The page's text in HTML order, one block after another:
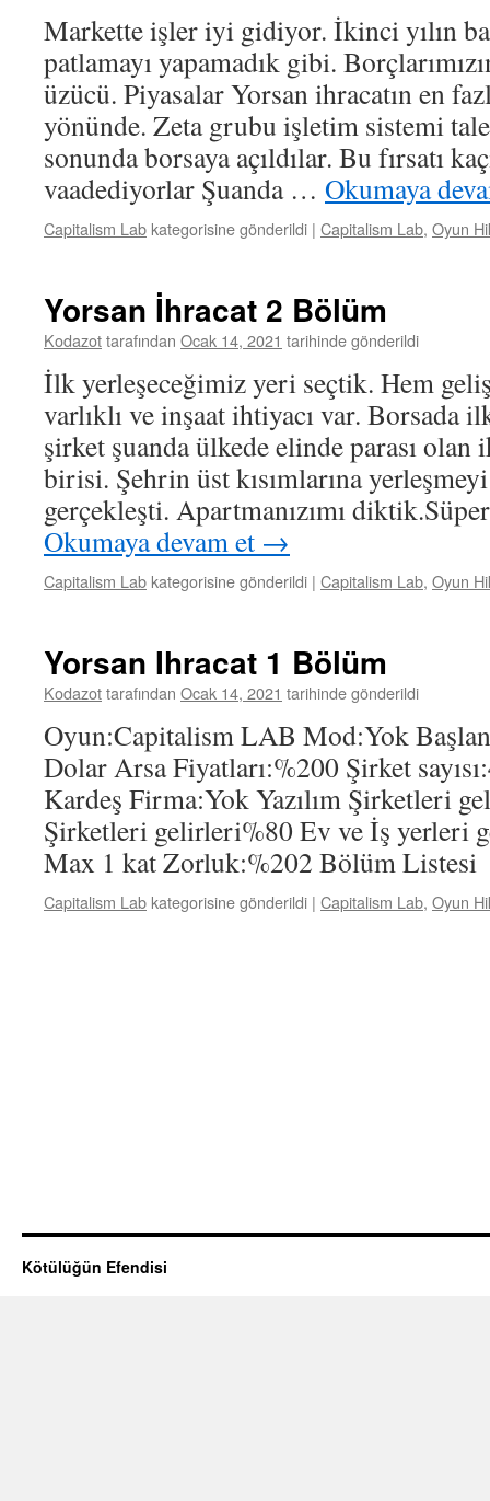
Markette işler iyi gidiyor. İkinci yılın
patlamayı yapamadık gibi.
üzücü. Piyasalar Yorsan ihracatın en
yönünde. Zeta grubu işletim sistemi
sonunda borsaya açıldılar. Bu fırsatı
vaadediyorlar Şuanda … Okumaya
Capitalism Lab kategorisine gönderildi | Capitalism Lab, Oyun
Yorsan İhracat 2 Bölüm
Kodazottarafından Ocak 14, 2021 tarihinde gönderildi
İlk yerleşeceğimiz yeri seçtik. Hem
varlıklı ve inşaat ihtiyacı var. Borsada
şirket şuanda ülkede elinde parası
birisi. Şehrin üst kısımlarına
gerçekleşti. Apartmanızımı
Okumaya devam et →
Capitalism Lab kategorisine gönderildi | Capitalism Lab, Oyun
Yorsan Ihracat 1 Bölüm
Kodazottarafından Ocak 14, 2021 tarihinde gönderildi
Oyun:Capitalism LAB Mod:Yok
Dolar Arsa Fiyatları:%200 Şirket
Kardeş Firma:Yok Yazılım Şirketleri
Şirketleri gelirleri%80 Ev ve İş yerleri
Max 1 kat Zorluk:%202 Bölüm
Capitalism Lab kategorisine gönderildi | Capitalism Lab, Oyun
Kötülüğün Efendisi